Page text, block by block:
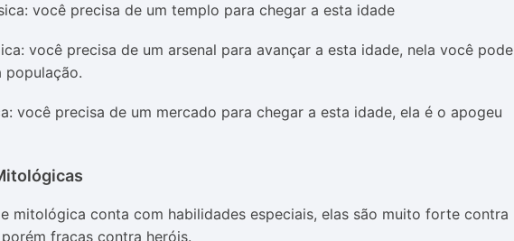
você precisa de um templo para chegar a esta idade
você precisa de um arsenal para avançar a esta idade, nela você pode
população.
você precisa de um mercado para chegar a esta idade, ela é o apogeu
mitológica conta com habilidades especiais, elas são muito forte contra
fracas contra heróis.